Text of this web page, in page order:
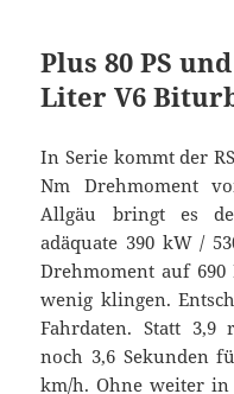
Plus 80 PS
Liter V6
In Serie kommt der
Nm Drehmoment
Allgäu bringt es
adäquate 390 kW /
Drehmoment auf 690
wenig klingen.
Fahrdaten. Statt 3,9
noch 3,6 Sekunden
km/h. Ohne weiter